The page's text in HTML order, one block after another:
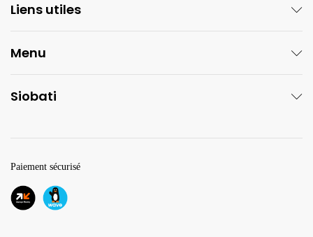
Liens utiles
Menu
Siobati
Paiement sécurisé